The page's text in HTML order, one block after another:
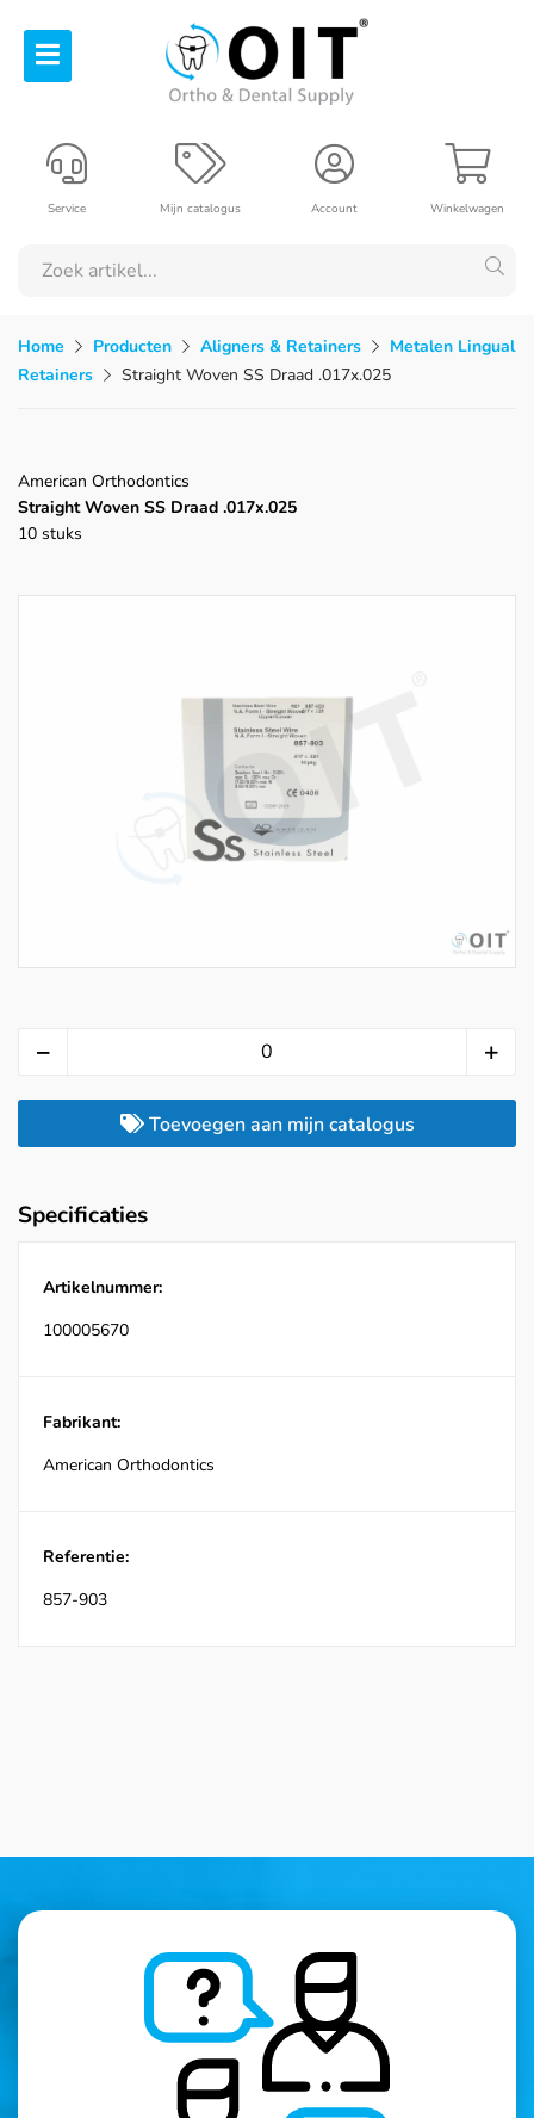
Winkelwagen
Account
Mijn catalogus
Service
Home Producten Aligners & Retainers
Metalen Lingual
Retainers
Straight Woven SS Draad .017x.025
American Orthodontics
Straight Woven SS Draad .017x.025
10 stuks
Toevoegen aan mijn catalogus
Specificaties
Artikelnummer:
100005670
Fabrikant:
American Orthodontics
Referentie:
857-903